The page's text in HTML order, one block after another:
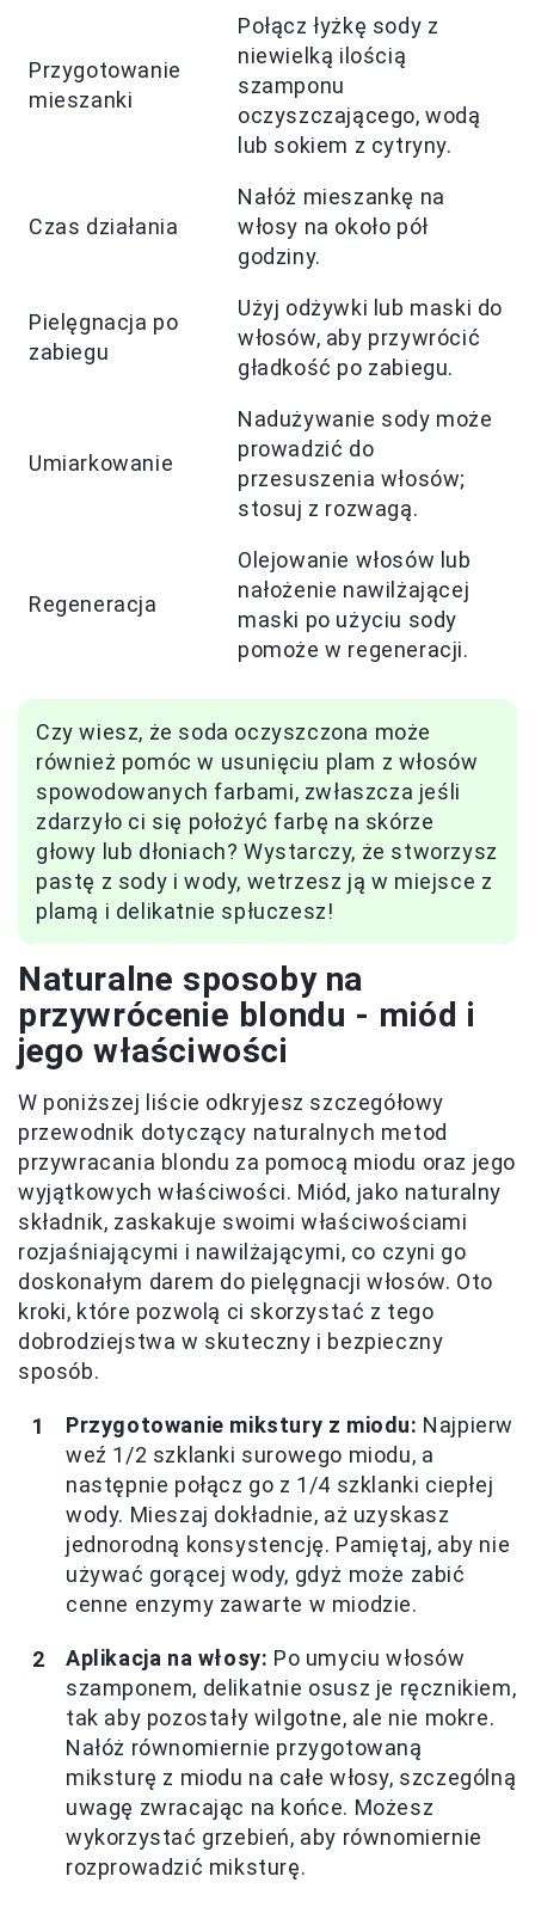
Przygotowanie
mieszanki
Połącz łyżkę sody z
niewielką ilością
szamponu
oczyszczającego, wodą
lub sokiem z cytryny.
Czas działania
Nałóż mieszankę na
włosy na około pół
godziny.
Pielęgnacja po
zabiegu
Użyj odżywki lub maski do
włosów, aby przywrócić
gładkość po zabiegu.
Umiarkowanie
Nadużywanie sody może
prowadzić do
przesuszenia włosów;
stosuj z rozwagą.
Regeneracja
Olejowanie włosów lub
nałożenie nawilżającej
maski po użyciu sody
pomoże w regeneracji.
Czy wiesz, że soda oczyszczona może
również pomóc w usunięciu plam z włosów
spowodowanych farbami, zwłaszcza jeśli
zdarzyło ci się położyć farbę na skórze
głowy lub dłoniach? Wystarczy, że stworzysz
pastę z sody i wody, wetrzesz ją w miejsce z
plamą i delikatnie spłuczesz!
Naturalne sposoby na
przywrócenie blondu - miód i
jego właściwości
W poniższej liście odkryjesz szczegółowy
przewodnik dotyczący naturalnych metod
przywracania blondu za pomocą miodu oraz jego
wyjątkowych właściwości. Miód, jako naturalny
składnik, zaskakuje swoimi właściwościami
rozjaśniającymi i nawilżającymi, co czyni go
doskonałym darem do pielęgnacji włosów. Oto
kroki, które pozwolą ci skorzystać z tego
dobrodziejstwa w skuteczny i bezpieczny
sposób.
Przygotowanie mikstury z miodu: Najpierw
weź 1/2 szklanki surowego miodu, a
następnie połącz go z 1/4 szklanki ciepłej
wody. Mieszaj dokładnie, aż uzyskasz
jednorodną konsystencję. Pamiętaj, aby nie
używać gorącej wody, gdyż może zabić
cenne enzymy zawarte w miodzie.
Aplikacja na włosy: Po umyciu włosów
szamponem, delikatnie osusz je ręcznikiem,
tak aby pozostały wilgotne, ale nie mokre.
Nałóż równomiernie przygotowaną
miksturę z miodu na całe włosy, szczególną
uwagę zwracając na końce. Możesz
wykorzystać grzebień, aby równomiernie
rozprowadzić miksturę.